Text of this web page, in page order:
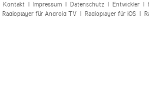
Kontakt| Impressum| Datenschutz| Entwickler|
Radioplayer für Android TV| Radioplayer für iOS|